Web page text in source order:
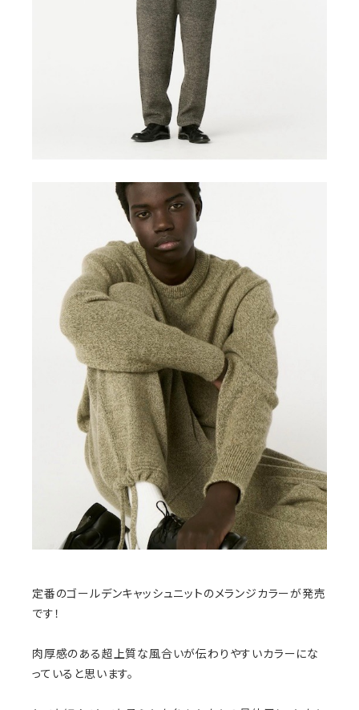
定番のゴールデンキャッシュニットのメランジカラーが発売
です！
肉厚感のある超上質な風合いが伝わりやすいカラーにな
っていると思います。